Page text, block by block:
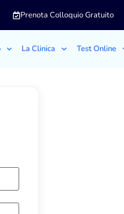
Prenota Colloquio Gratuito
La Clinica Test Online